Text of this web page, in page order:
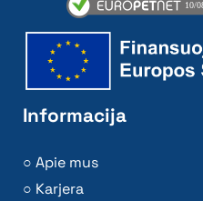
Informacija
Apie mus
Karjera